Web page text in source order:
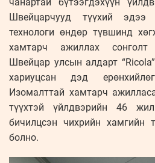
Швейцарчууд түүхий
технологи өндөр түвшинд
хамтарч ажиллах сонголт
Швейцар улсын алдарт
хариуцсан дэд
Изомалттай хамтарч
түүхтэй үйлдвэрийн 46
бичилцсэн чихрийн хамгийн
болно.